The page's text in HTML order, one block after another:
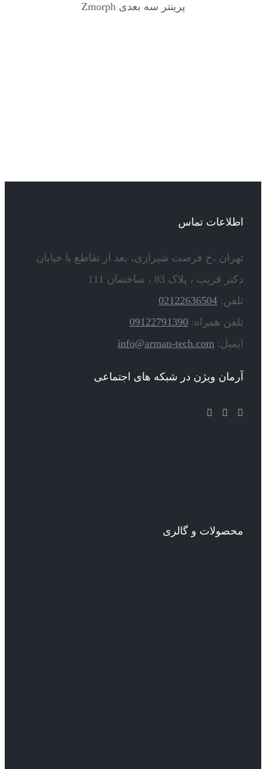
پرینتر سه بعدی Zmorph
اطلاعات تماس
تهران ،خ فرصت شیرازی، بعد از تقاطع با خیابان
دکتر قریب ، پلاک 83 ، ساختمان 111
تلفن: 02122636504
تلفن همراه: 09122791390
ایمیل: info@arman-tech.com
آرمان ویژن در شبکه های اجتماعی
محصولات و گالری